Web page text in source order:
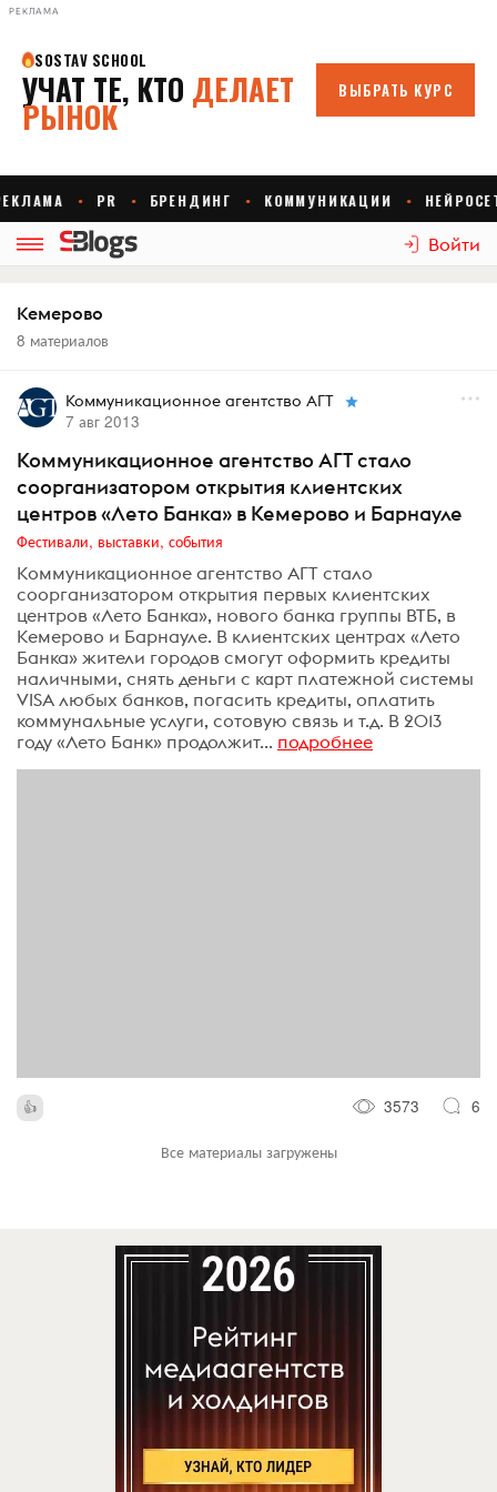
РЕКЛАМА
Войти
Кемерово
8 материалов
Коммуникационное агентство АГТ
7 авг 2013
Коммуникационное агентство АГТ стало
соорганизатором открытия клиентских
центров «Лето Банка» в Кемерово и Барнауле
Фестивали, выставки, события
Коммуникационное агентство АГТ стало
соорганизатором открытия первых клиентских
центров «Лето Банка», нового банка группы ВТБ, в
Кемерово и Барнауле. В клиентских центрах «Лето
Банка» жители городов смогут оформить кредиты
наличными, снять деньги с карт платежной системы
VISA любых банков, погасить кредиты, оплатить
коммунальные услуги, сотовую связь и т.д. В 2013
году «Лето Банк» продолжит... подробнее
3573 6
Все материалы загружены